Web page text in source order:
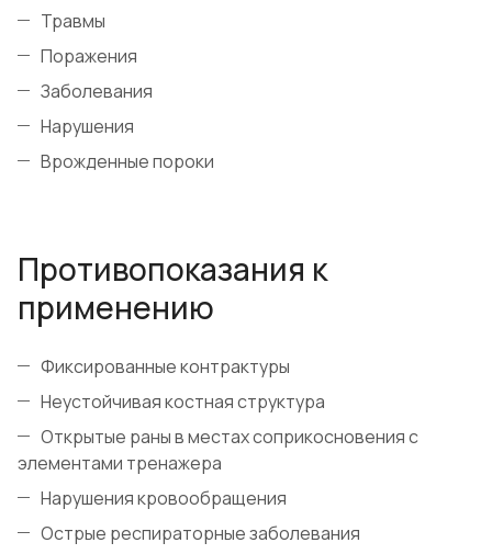
Травмы
Поражения
Заболевания
Нарушения
Врожденные пороки
Противопоказания к
применению
Фиксированные контрактуры
Неустойчивая костная структура
Открытые раны в местах соприкосновения с
элементами тренажера
Нарушения кровообращения
Острые респираторные заболевания